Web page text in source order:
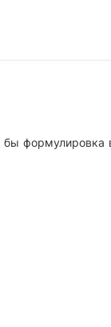
формулировка